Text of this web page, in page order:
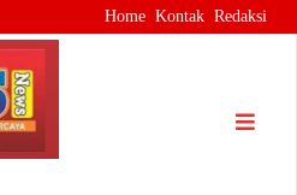
Home Kontak Redaksi
2025 Tembus
DPRD Kabupaten